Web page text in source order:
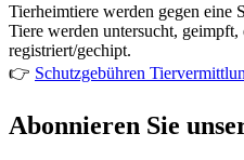
Tierheimtiere werden gegen eine
Tiere werden untersucht,
registriert/gechipt.
👉 Schutzgebühren
Abonnieren Sie